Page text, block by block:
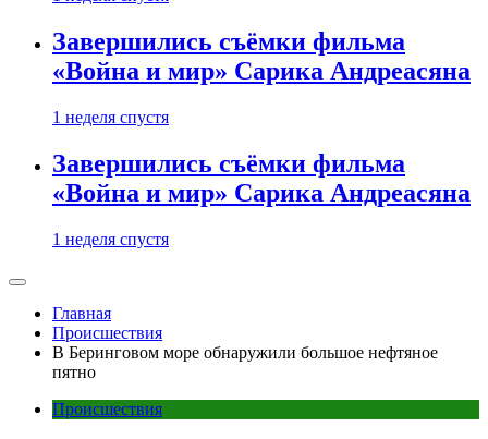
Завершились съёмки фильма
«Война и мир» Сарика Андреасяна
1 неделя спустя
Завершились съёмки фильма
«Война и мир» Сарика Андреасяна
1 неделя спустя
Главная
Происшествия
В Беринговом море обнаружили большое нефтяное
пятно
Происшествия